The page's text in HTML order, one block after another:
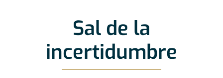
Sal de la
incertidumbre